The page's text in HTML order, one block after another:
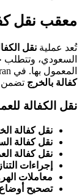
معقب نقل
تُعد عملية نقل
السعودي، وتتطلب
المعمول بها. في nouran، نقدم خدمات متخصصة في
كفالة بالخرج تضمن
نقل الكفالة
نقل كفالة
نقل كفالة
نقل كفالة
إجراءات
معاملات
تصحيح أوضاع